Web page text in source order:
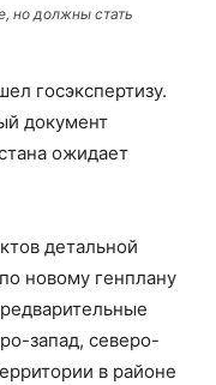
но должны стать
госэкспертизу.
документ
ожидает
детальной
новому генплану
запад, северо-
в районе